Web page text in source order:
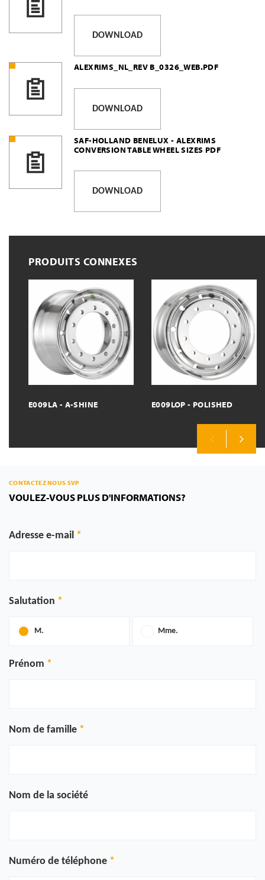
DOWNLOAD
ALEXRIMS_NL_REV B_0326_WEB.PDF
DOWNLOAD
SAF-HOLLAND BENELUX - ALEXRIMS
CONVERSION TABLE WHEEL SIZES PDF
DOWNLOAD
PRODUITS CONNEXES
E009LA - A-SHINE E009LOP - POLISHED
CONTACTEZ NOUS SVP
VOULEZ-VOUS PLUS D'INFORMATIONS?
Adresse e-mail
Salutation
M. Mme.
Prénom
Nom de famille
Nom de la société
Numéro de téléphone